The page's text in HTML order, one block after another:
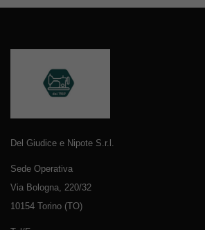
Del Giudice e Nipote S.r.l.
Sede Operativa
Via Bologna, 220/32
10154 Torino (TO)